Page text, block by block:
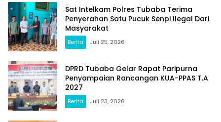
Sat Intelkam Polres Tubaba Terima
Penyerahan Satu Pucuk Senpi Ilegal Dari
Masyarakat
Berita Juli 25, 2026
DPRD Tubaba Gelar Rapat Paripurna
Penyampaian Rancangan KUA-PPAS T.A
2027
Berita Juli 23, 2026